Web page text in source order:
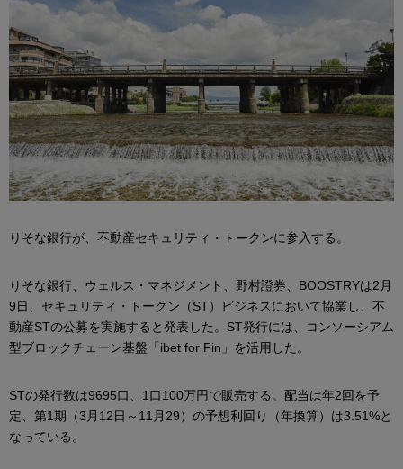
りそな銀行が、不動産セキュリティ・トークンに参入する。
りそな銀行、ウェルス・マネジメント、野村證券、BOOSTRYは2月
9日、セキュリティ・トークン（ST）ビジネスにおいて協業し、不
動産STの公募を実施すると発表した。ST発行には、コンソーシアム
型ブロックチェーン基盤「ibet for Fin」を活用した。
STの発行数は9695口、1口100万円で販売する。配当は年2回を予
定、第1期（3月12日～11月29）の予想利回り（年換算）は3.51%と
なっている。